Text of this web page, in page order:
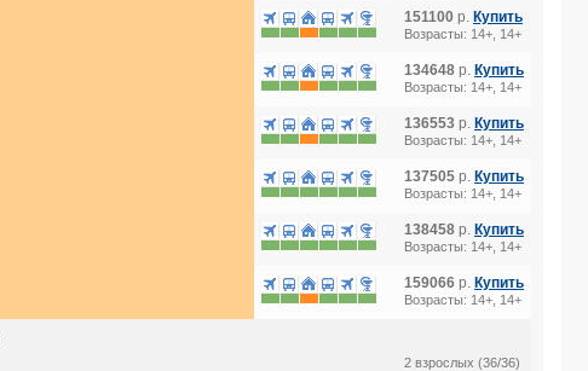
151100 р. Купить
Возрасты: 14+, 14+
134648 р. Купить
Возрасты: 14+, 14+
136553 р. Купить
Возрасты: 14+, 14+
137505 р. Купить
Возрасты: 14+, 14+
138458 р. Купить
Возрасты: 14+, 14+
159066 р. Купить
Возрасты: 14+, 14+
2 взрослых (36/36)